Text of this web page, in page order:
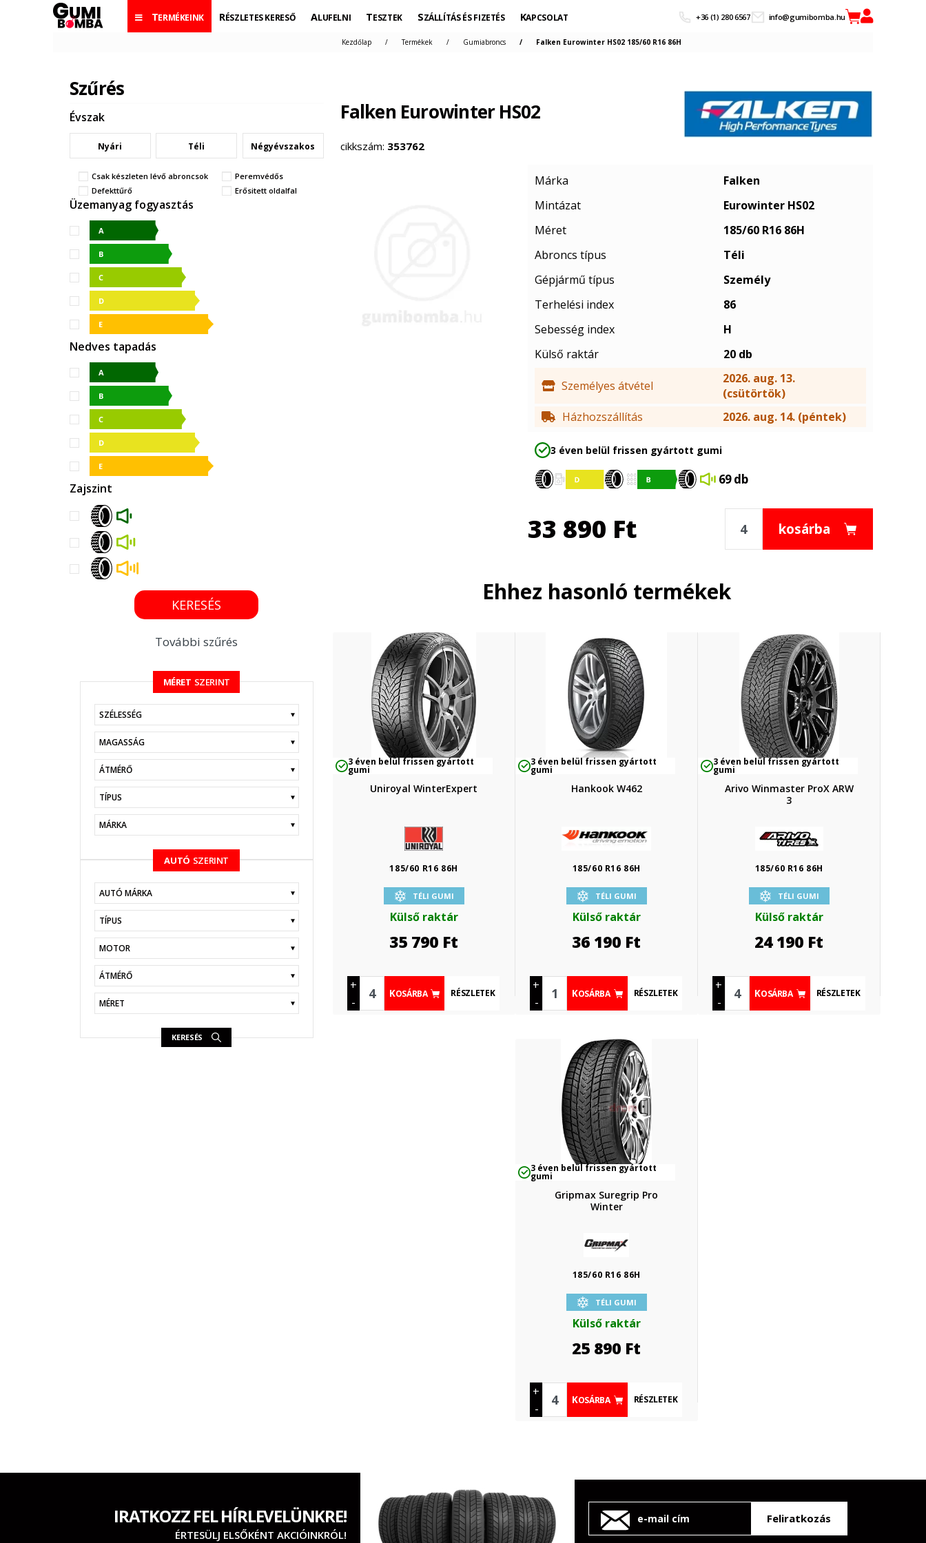
TERMÉKEINK RÉSZLETES KERESŐ ALUFELNI TESZTEK SZÁLLÍTÁS ÉS FIZETÉS KAPCSOLAT +36 (1) 280 6567 info@gumibomba.hu
Szűrés
Évszak
Nyári Téli Négyévszakos
Csak készleten lévő abroncsok
Peremvédős
Defekttűrő
Erősitett oldalfal
Üzemanyag fogyasztás
Nedves tapadás
Zajszint
KERESÉS
További szűrés
MÉRET SZERINT
KERESÉS
AUTÓ SZERINT
KERESÉS
Kezdőlap Termékek Gumiabroncs Falken Eurowinter HS02 185/60 R16 86H
Falken Eurowinter HS02
cikkszám: 353762
Márka
Falken
Mintázat
Eurowinter HS02
Méret
185/60 R16 86H
Abroncs típus
Téli
Gépjármű típus
Személy
Terhelési index
86
Sebesség index
H
Külső raktár
20 db
Személyes átvétel
2026. aug. 13.
(csütörtök)
Házhozszállítás
2026. aug. 14. (péntek)
3 éven belül frissen gyártott gumi
69 db
33 890 Ft kosárba
Ehhez hasonló termékek
3 éven belül frissen gyártott
gumi
Uniroyal WinterExpert
185/60 R16 86H
TÉLI GUMI
Külső raktár
35 790 Ft
+
-
KOSÁRBA RÉSZLETEK
3 éven belül frissen gyártott
gumi
Hankook W462
185/60 R16 86H
TÉLI GUMI
Külső raktár
36 190 Ft
+
-
KOSÁRBA RÉSZLETEK
3 éven belül frissen gyártott
gumi
Arivo Winmaster ProX ARW
3
185/60 R16 86H
TÉLI GUMI
Külső raktár
24 190 Ft
+
-
KOSÁRBA RÉSZLETEK
3 éven belül frissen gyártott
gumi
Gripmax Suregrip Pro
Winter
185/60 R16 86H
TÉLI GUMI
Külső raktár
25 890 Ft
+
-
KOSÁRBA RÉSZLETEK
IRATKOZZ FEL HÍRLEVELÜNKRE!
ÉRTESÜLJ ELSŐKÉNT AKCIÓINKRÓL!
Feliratkozás